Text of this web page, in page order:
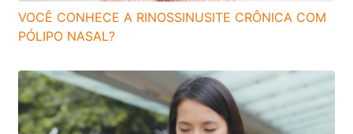
VOCÊ CONHECE A RINOSSINUSITE CRÔNICA COM
PÓLIPO NASAL?